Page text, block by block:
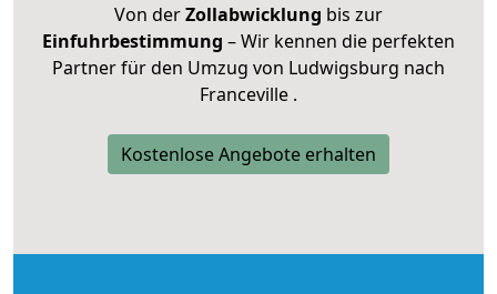
Von derZollabwicklung bis zur
Einfuhrbestimmung – Wir kennen die perfekten
Partner für den Umzug von Ludwigsburg nach
Franceville .
Kostenlose Angebote erhalten